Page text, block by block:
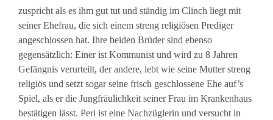
zuspricht als es ihm gut tut und ständig im Clinch liegt mit
seiner Ehefrau, die sich einem streng religiösen Prediger
angeschlossen hat. Ihre beiden Brüder sind ebenso
gegensätzlich: Einer ist Kommunist und wird zu 8 Jahren
Gefängnis verurteilt, der andere, lebt wie seine Mutter streng
religiös und setzt sogar seine frisch geschlossene Ehe auf’s
Spiel, als er die Jungfräulichkeit seiner Frau im Krankenhaus
bestätigen lässt. Peri ist eine Nachzüglerin und versucht in